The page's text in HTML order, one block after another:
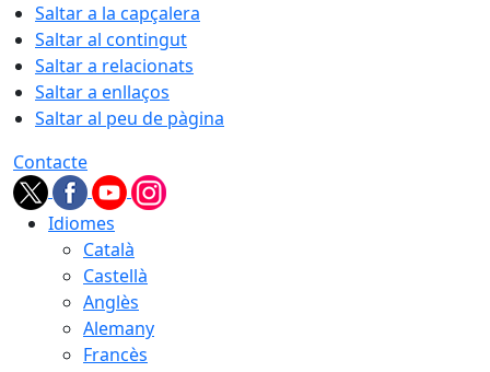
Saltar a la capçalera
Saltar al contingut
Saltar a relacionats
Saltar a enllaços
Saltar al peu de pàgina
Contacte
Idiomes
Català
Castellà
Anglès
Alemany
Francès